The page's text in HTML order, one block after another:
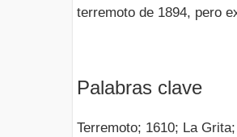
terremoto de 1894, pero
Palabras clave
Terremoto; 1610; La